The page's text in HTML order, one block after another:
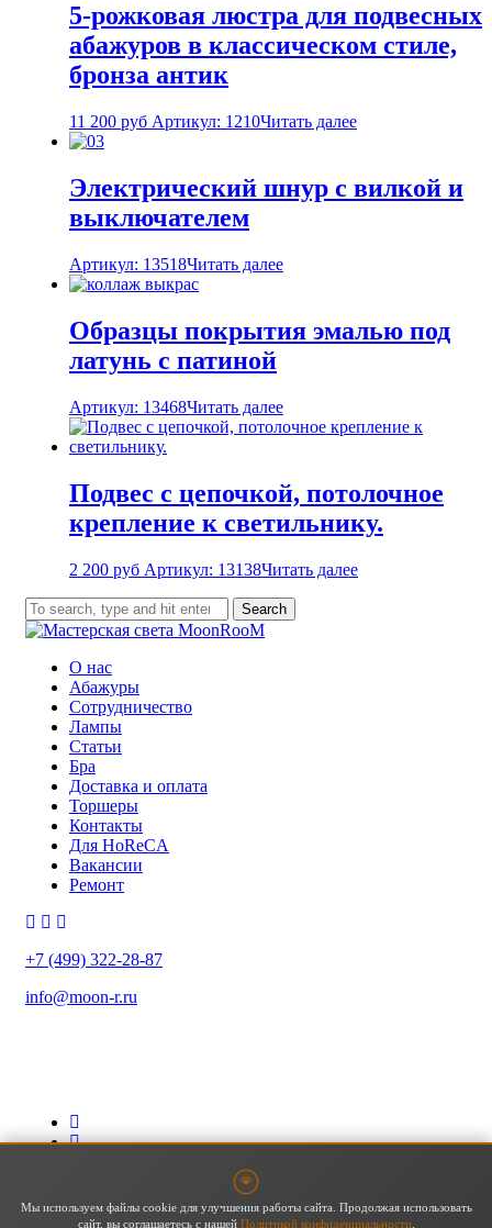
5-рожковая люстра для подвесных
абажуров в классическом стиле,
бронза антик
11 200 руб Артикул: 1210Читать далее
Электрический шнур с вилкой и
выключателем
Артикул: 13518Читать далее
Образцы покрытия эмалью под
латунь с патиной
Артикул: 13468Читать далее
Подвес с цепочкой, потолочное
крепление к светильнику.
2 200 руб Артикул: 13138Читать далее
Search
О нас
Абажуры
Сотрудничество
Лампы
Статьи
Бра
Доставка и оплата
Торшеры
Контакты
Для HoReCA
Вакансии
Ремонт
+7 (499) 322-28-87
info@moon-r.ru
Мы используем файлы cookie для улучшения работы сайта. Продолжая использовать
сайт, вы соглашаетесь с нашей Политикой конфиденциальности.